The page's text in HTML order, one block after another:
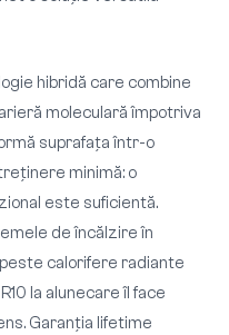
hibridă care combine
moleculară împotriva
suprafața într-o
minimă: o
este suficientă.
de încălzire în
calorifere radiante
la alunecare îl face
Garanția lifetime